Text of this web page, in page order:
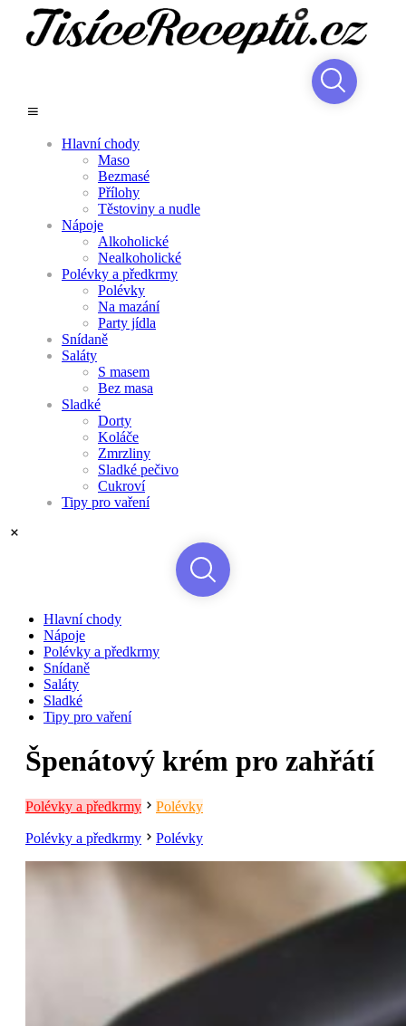
Hlavní chody
Maso
Bezmasé
Přílohy
Těstoviny a nudle
Nápoje
Alkoholické
Nealkoholické
Polévky a předkrmy
Polévky
Na mazání
Party jídla
Snídaně
Saláty
S masem
Bez masa
Sladké
Dorty
Koláče
Zmrzliny
Sladké pečivo
Cukroví
Tipy pro vaření
Hlavní chody
Nápoje
Polévky a předkrmy
Snídaně
Saláty
Sladké
Tipy pro vaření
Špenátový krém pro zahřátí
Polévky a předkrmy Polévky
Polévky a předkrmy Polévky